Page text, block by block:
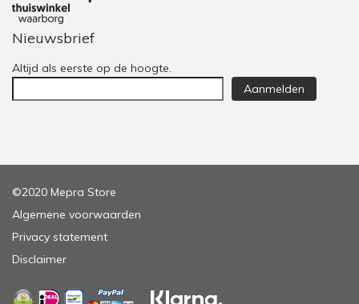
Nieuwsbrief
Altijd als eerste op de hoogte.
Aanmelden
©2020 Mepra Store
Algemene voorwaarden
Privacy statement
Disclaimer